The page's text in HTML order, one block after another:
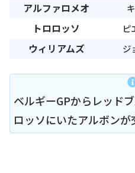
アルファロメオ
トロロッソ ピ
ウィリアムズ ジ
ベルギーGPからレッド
ロッソにいたアルボンが